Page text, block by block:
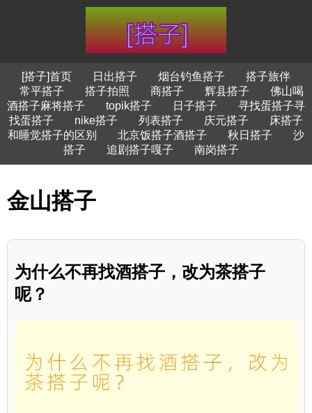
[搭子]首页 日出搭子 烟台钓鱼搭子
搭子旅伴
常平搭子
搭子拍照 商搭子 辉县搭子
佛山喝
酒搭子麻将搭子
topik搭子 日子搭子
寻找蛋搭子寻
找蛋搭子
nike搭子 列表搭子 庆元搭子
床搭子
和睡觉搭子的区别
北京饭搭子酒搭子 秋日搭子
沙
搭子
追剧搭子嘎子 南岗搭子
金山搭子
为什么不再找酒搭子，改为茶搭子
呢？